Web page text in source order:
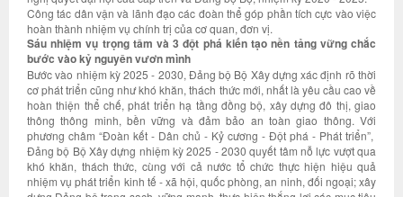
Công tác dân vận và lãnh đạo các đoàn thể góp phần tích cực vào việc
hoàn thành nhiệm vụ chính trị của cơ quan, đơn vị.
Sáu nhiệm vụ trọng tâm và 3 đột phá kiến tạo nền tảng vững chắc
bước vào kỷ nguyên vươn mình
Bước vào nhiệm kỳ 2025 - 2030, Đảng bộ Bộ Xây dựng xác định rõ thời
cơ phát triển cũng như khó khăn, thách thức mới, nhất là yêu cầu cao về
hoàn thiện thể chế, phát triển hạ tầng đồng bộ, xây dựng đô thị, giao
thông thông minh, bền vững và đảm bảo an toàn giao thông. Với
phương châm “Đoàn kết - Dân chủ - Kỷ cương - Đột phá - Phát triển”,
Đảng bộ Bộ Xây dựng nhiệm kỳ 2025 - 2030 quyết tâm nỗ lực vượt qua
khó khăn, thách thức, cùng với cả nước tổ chức thực hiện hiệu quả
nhiệm vụ phát triển kinh tế - xã hội, quốc phòng, an ninh, đối ngoại; xây